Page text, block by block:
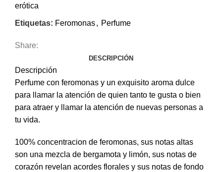
erótica
Etiquetas: Feromonas, Perfume
Share:
DESCRIPCIÓN
Descripción
Perfume con feromonas y un exquisito aroma dulce
para llamar la atención de quien tanto te gusta o bien
para atraer y llamar la atención de nuevas personas a
tu vida.
100% concentracion de feromonas, sus notas altas
son una mezcla de bergamota y limón, sus notas de
corazón revelan acordes florales y sus notas de fondo